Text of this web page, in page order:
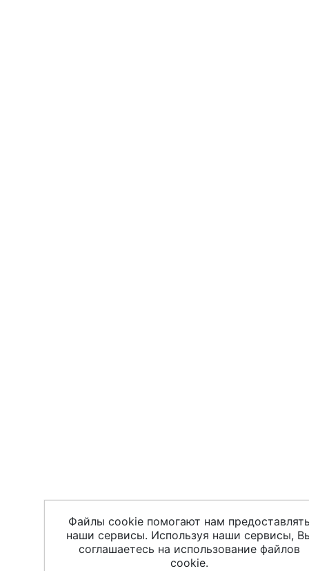
Файлы cookie помогают нам
наши сервисы. Используя наши сервисы,
соглашаетесь на использование файлов
cookie.